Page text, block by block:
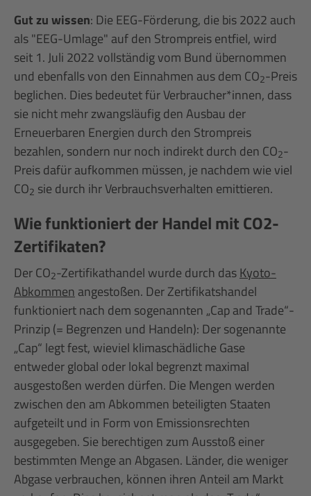
Gut zu wissen: Die EEG-Förderung, die bis 2022 auch
als "EEG-Umlage" auf den Strompreis entfiel, wird
seit 1. Juli 2022 vollständig vom Bund übernommen
und ebenfalls von den Einnahmen aus dem CO2-Preis
beglichen. Dies bedeutet für Verbraucher*innen, dass
sie nicht mehr zwangsläufig den Ausbau der
Erneuerbaren Energien durch den Strompreis
bezahlen, sondern nur noch indirekt durch den CO2-
Preis dafür aufkommen müssen, je nachdem wie viel
CO2 sie durch ihr Verbrauchsverhalten emittieren.
Wie funktioniert der Handel mit CO2-
Zertifikaten?
Der CO2-Zertifikathandel wurde durch dasKyoto-
Abkommen angestoßen. Der Zertifikatshandel
funktioniert nach dem sogenannten „Cap and Trade“-
Prinzip (= Begrenzen und Handeln): Der sogenannte
„Cap“ legt fest, wieviel klimaschädliche Gase
entweder global oder lokal begrenzt maximal
ausgestoßen werden dürfen. Die Mengen werden
zwischen den am Abkommen beteiligten Staaten
aufgeteilt und in Form von Emissionsrechten
ausgegeben. Sie berechtigen zum Ausstoß einer
bestimmten Menge an Abgasen. Länder, die weniger
Abgase verbrauchen, können ihren Anteil am Markt